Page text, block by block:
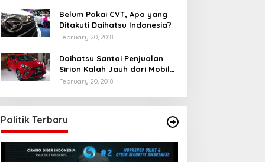
Belum Pakai CVT, Apa yang
Ditakuti Daihatsu Indonesia?
February 20, 2018
Daihatsu Santai Penjualan
Sirion Kalah Jauh dari Mobil
LCGC
February 20, 2018
Politik Terbaru